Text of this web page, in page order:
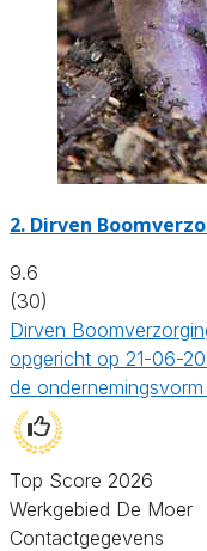
2. Dirven
9.6
(30)
Dirven
opgericht op 21-06-
de
Top Score 2026
Werkgebied De Moer
Contactgegevens